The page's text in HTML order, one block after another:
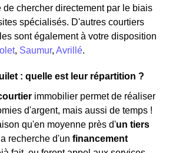
de chercher directement par le biais
spécialisés. D'autres courtiers
sont également à votre disposition
, Saumur, Avrillé.
: quelle est leur répartition ?
immobilier permet de réaliser
d'argent, mais aussi de temps !
qu'en moyenne près d'un tiers
recherche d'un financement